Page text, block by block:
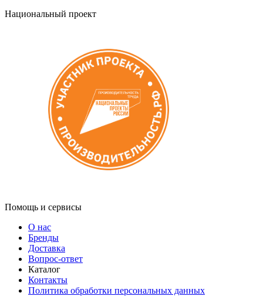
Национальный проект
Помощь и сервисы
О нас
Бренды
Доставка
Вопрос-ответ
Каталог
Контакты
Политика обработки персональных данных